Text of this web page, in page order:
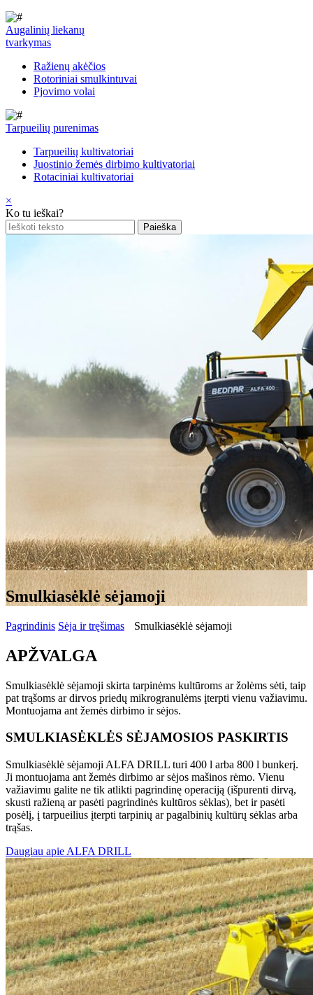
Augalinių liekanų
tvarkymas
Ražienų akėčios
Rotoriniai smulkintuvai
Pjovimo volai
Tarpueilių purenimas
Tarpueilių kultivatoriai
Juostinio žemės dirbimo kultivatoriai
Rotaciniai kultivatoriai
×
Ko tu ieškai?
Smulkiasėklė sėjamoji
Pagrindinis Sėja ir tręšimas Smulkiasėklė sėjamoji
APŽVALGA
Smulkiasėklė sėjamoji skirta tarpinėms kultūroms ar žolėms sėti, taip
pat trąšoms ar dirvos priedų mikrogranulėms įterpti vienu važiavimu.
Montuojama ant žemės dirbimo ir sėjos.
SMULKIASĖKLĖS SĖJAMOSIOS PASKIRTIS
Smulkiasėklė sėjamoji ALFA DRILL turi 400 l arba 800 l bunkerį.
Ji montuojama ant žemės dirbimo ar sėjos mašinos rėmo. Vienu
važiavimu galite ne tik atlikti pagrindinę operaciją (išpurenti dirvą,
skusti ražieną ar pasėti pagrindinės kultūros sėklas), bet ir pasėti
posėlį, į tarpueilius įterpti tarpinių ar pagalbinių kultūrų sėklas arba
trąšas.
Daugiau apie ALFA DRILL